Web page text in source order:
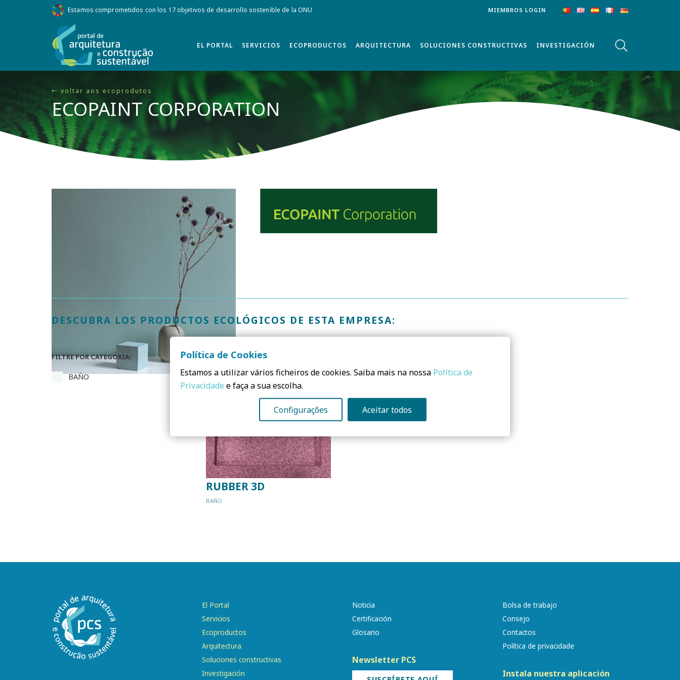
Estamos comprometidos con los 17 objetivos de desarrollo sostenible de la ONU MIEMBROS LOGIN
EL PORTAL SERVICIOS ECOPRODUCTOS ARQUITECTURA SOLUCIONES CONSTRUCTIVAS INVESTIGACIÓN
voltar aos ecoprodutos
ECOPAINT CORPORATION
DESCUBRA LOS PRODUCTOS ECOLÓGICOS DE ESTA EMPRESA:
FILTRE POR CATEGORIA:
BAÑO
RUBBER 3D
BAÑO
El Portal
Servicios
Ecoproductos
Arquitectura
Soluciones constructivas
Investigación
Noticia
Certificación
Glosario
Newsletter PCS
Bolsa de trabajo
Consejo
Contactos
Política de privacidade
Instala nuestra aplicación
Política de Cookies
Estamos a utilizar vários ficheiros de cookies. Saiba mais na nossa Política de
Privacidade e faça a sua escolha.
Configurações Aceitar todos